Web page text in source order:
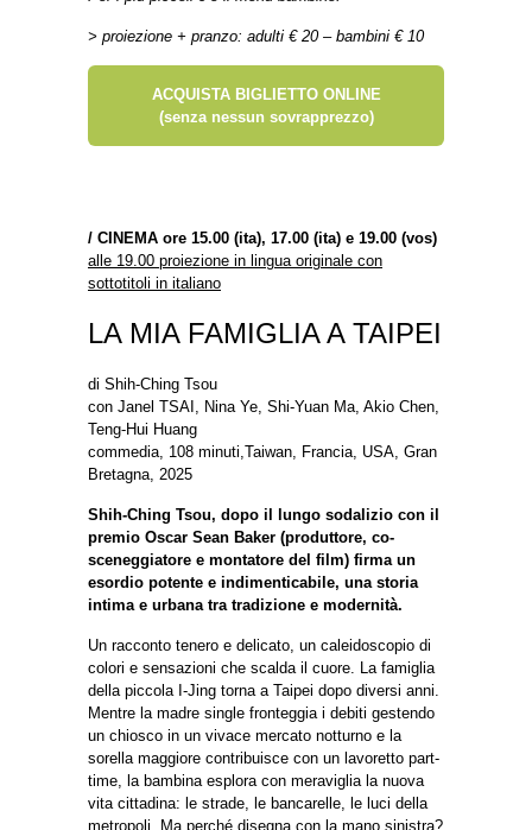
> proiezione + pranzo: adulti € 20 – bambini € 10
ACQUISTA BIGLIETTO ONLINE
(senza nessun sovrapprezzo)
/ CINEMA ore 15.00 (ita), 17.00 (ita) e 19.00 (vos)
alle 19.00 proiezione in lingua originale con
sottotitoli in italiano
LA MIA FAMIGLIA A TAIPEI
di Shih-Ching Tsou
con Janel TSAI, Nina Ye, Shi-Yuan Ma, Akio Chen,
Teng-Hui Huang
commedia, 108 minuti,Taiwan, Francia, USA, Gran
Bretagna, 2025
Shih-Ching Tsou, dopo il lungo sodalizio con il
premio Oscar Sean Baker (produttore, co-
sceneggiatore e montatore del film) firma un
esordio potente e indimenticabile, una storia
intima e urbana tra tradizione e modernità.
Un racconto tenero e delicato, un caleidoscopio di
colori e sensazioni che scalda il cuore. La famiglia
della piccola I-Jing torna a Taipei dopo diversi anni.
Mentre la madre single fronteggia i debiti gestendo
un chiosco in un vivace mercato notturno e la
sorella maggiore contribuisce con un lavoretto part-
time, la bambina esplora con meraviglia la nuova
vita cittadina: le strade, le bancarelle, le luci della
metropoli. Ma perché disegna con la mano sinistra?